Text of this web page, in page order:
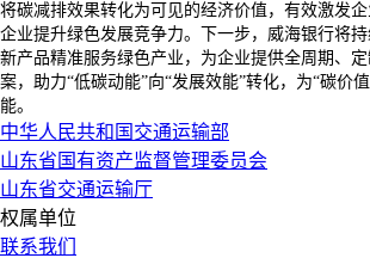
将碳减排效果转化为可见的经济价值，有效激发
企业提升绿色发展竞争力。下一步，威海银行将
新产品精准服务绿色产业，为企业提供全周期、
案，助力“低碳动能”向“发展效能”转化，为“碳价
能。
中华人民共和国交通运输部
山东省国有资产监督管理委员会
山东省交通运输厅
权属单位
联系我们